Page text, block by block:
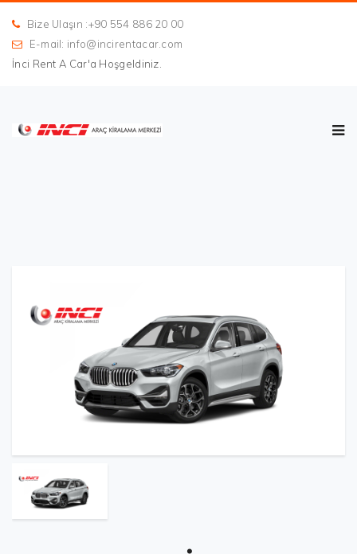
Bize Ulaşın :+90 554 886 20 00
E-mail: info@incirentacar.com
İnci Rent A Car'a Hoşgeldiniz.